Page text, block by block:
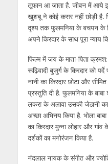
तूफान आ जाता है. जीवन में आये
खुशबू ने कोई कसर नहीं छोड़ी
दृश्य तक फुलमनिया के बचपन के
अपने किरदार के साथ पूरा न्याय
फिल्म में जय के माता-पिता
रूढ़िवादी बुजुर्ग के किरदार को
नानी का किरदार छोटा और
प्रस्तुति दी है. फुलमनिया के
लकरा के अलावा उसकी जेठानी का
अच्छा अभिनय किया है. भोला
का किरदार मुन्ना लोहार और
दर्शकों का मनोरंजन किया है.
नंदलाल नायक के संगीत और